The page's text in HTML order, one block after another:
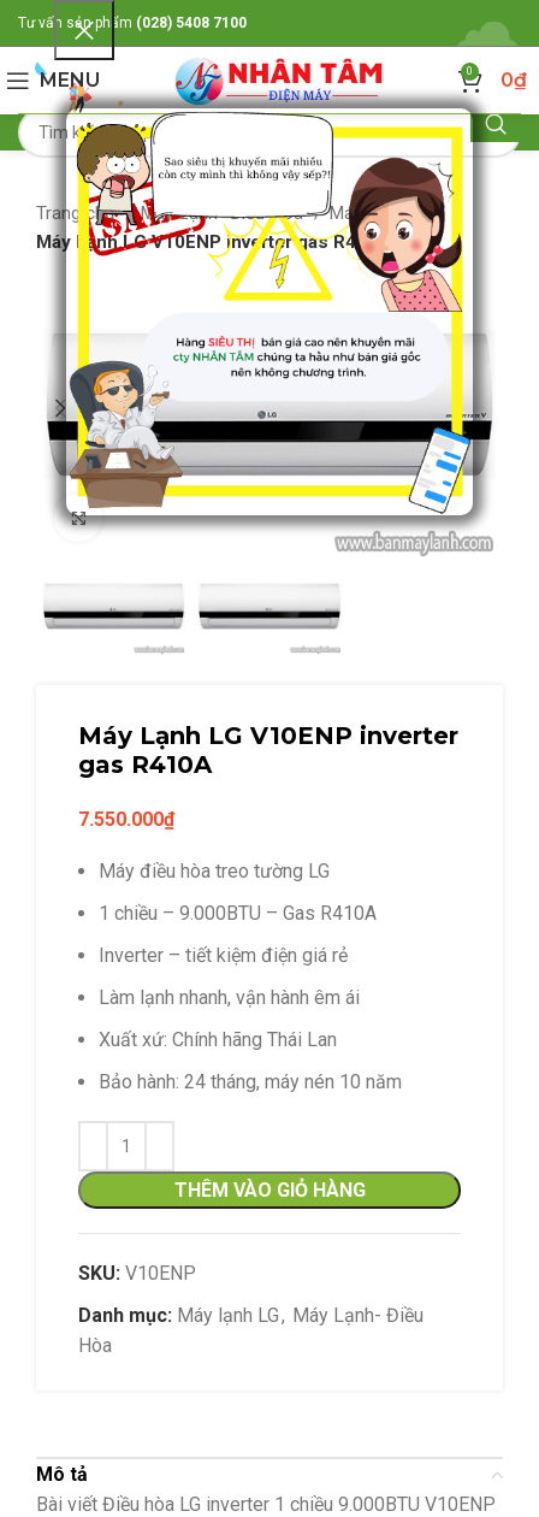
Tư vấn sản phẩm (028) 5408 7100
MENU 0 0₫
Trang chủ Máy Lạnh- Điều Hòa
Máy lạnh LG
Máy Lạnh LG V10ENP inverter gas R410A
Click to enlarge
Máy Lạnh LG V10ENP inverter
gas R410A
7.550.000₫
Máy điều hòa treo tường LG
1 chiều – 9.000BTU – Gas R410A
Inverter – tiết kiệm điện giá rẻ
Làm lạnh nhanh, vận hành êm ái
Xuất xứ: Chính hãng Thái Lan
Bảo hành: 24 tháng, máy nén 10 năm
THÊM VÀO GIỎ HÀNG
SKU: V10ENP
Danh mục: Máy lạnh LG, Máy Lạnh- Điều
Hòa
Mô tả
Bài viết Điều hòa LG inverter 1 chiều 9.000BTU V10ENP